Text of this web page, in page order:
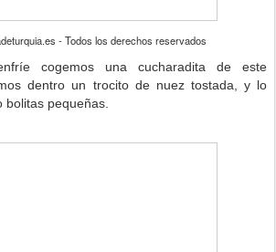
- Todos los derechos reservados
cogemos una cucharadita de este
dentro un trocito de nuez tostada, y lo
pequeñas.